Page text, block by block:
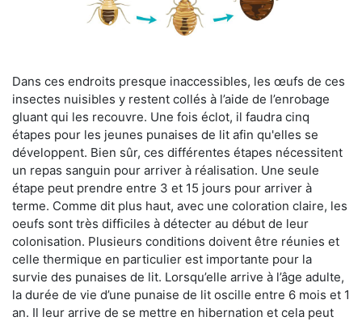
Dans ces endroits presque inaccessibles, les œufs de ces
insectes nuisibles y restent collés à l’aide de l’enrobage
gluant qui les recouvre. Une fois éclot, il faudra cinq
étapes pour les jeunes punaises de lit afin qu'elles se
développent. Bien sûr, ces différentes étapes nécessitent
un repas sanguin pour arriver à réalisation. Une seule
étape peut prendre entre 3 et 15 jours pour arriver à
terme. Comme dit plus haut, avec une coloration claire, les
oeufs sont très difficiles à détecter au début de leur
colonisation. Plusieurs conditions doivent être réunies et
celle thermique en particulier est importante pour la
survie des punaises de lit. Lorsqu’elle arrive à l’âge adulte,
la durée de vie d’une punaise de lit oscille entre 6 mois et 1
an. Il leur arrive de se mettre en hibernation et cela peut